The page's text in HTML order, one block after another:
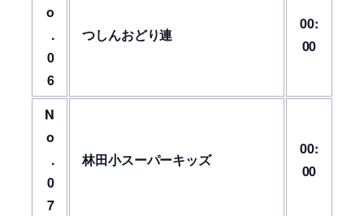
o
.
0
6
つしんおどり連
00:
00
N
o
.
0
7
林田小スーパーキッズ
00:
00